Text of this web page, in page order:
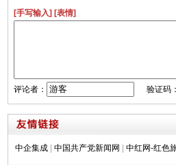
[手写输入] [表情]
评论者： 验证码：
中企集成 中国共产党新闻网 中红网-红色